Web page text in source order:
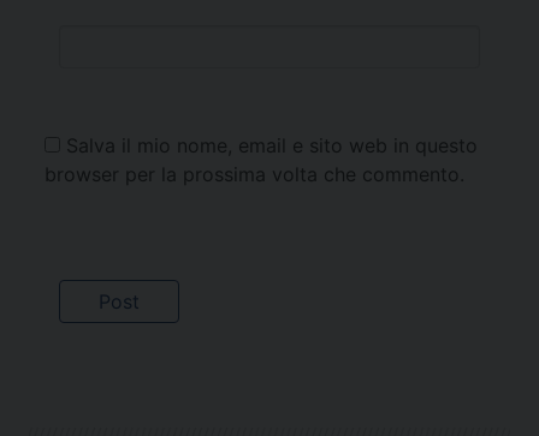
Salva il mio nome, email e sito web in questo
browser per la prossima volta che commento.